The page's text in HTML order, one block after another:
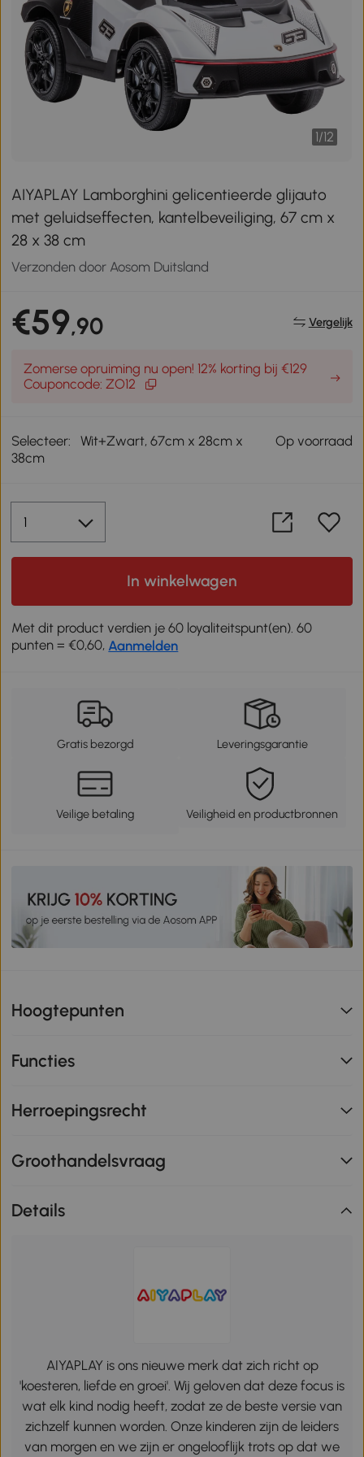
1/12
AIYAPLAY Lamborghini gelicentieerde glijauto
met geluidseffecten, kantelbeveiliging, 67 cm x
28 x 38 cm
Verzonden door Aosom Duitsland
€59,90 Vergelijk
Zomerse opruiming nu open! 12% korting bij €129
Couponcode: ZO12
Selecteer:
Wit+Zwart, 67cm x 28cm x
38cm
Op voorraad
In winkelwagen
Met dit product verdien je 60 loyaliteitspunt(en). 60
punten = €0,60, Aanmelden
Gratis bezorgd Leveringsgarantie
Veilige betaling Veiligheid en productbronnen
Hoogtepunten
Functies
Herroepingsrecht
Groothandelsvraag
Details
AIYAPLAY is ons nieuwe merk dat zich richt op
'koesteren, liefde en groei'. Wij geloven dat deze focus is
wat elk kind nodig heeft, zodat ze de beste versie van
zichzelf kunnen worden. Onze kinderen zijn de leiders
van morgen en we zijn er ongelooflijk trots op dat we